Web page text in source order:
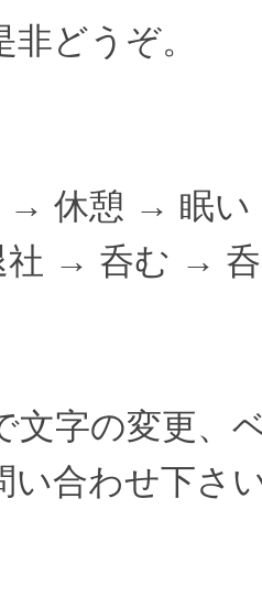
どうぞ。
→ 休憩 → 眠
→ 呑む →
文字の変更、
い合わせ下さ